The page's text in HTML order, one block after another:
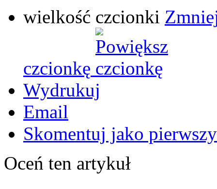
wielkość czcionki
czcionkę
Wydrukuj
Email
Skomentuj jako
Oceń ten artykuł